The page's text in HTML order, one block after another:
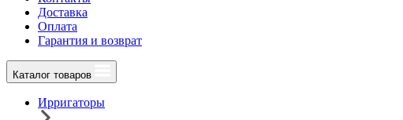
Доставка
Оплата
Гарантия и возврат
Каталог товаров
Ирригаторы